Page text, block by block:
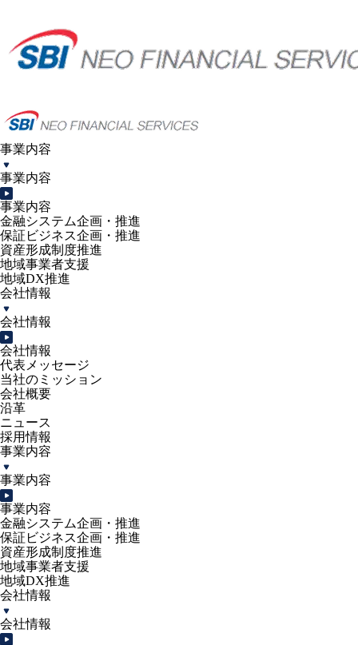
事業内容
事業内容
事業内容
金融システム企画・推進
保証ビジネス企画・推進
資産形成制度推進
地域事業者支援
地域DX推進
会社情報
会社情報
会社情報
代表メッセージ
当社のミッション
会社概要
沿革
ニュース
採用情報
事業内容
事業内容
事業内容
金融システム企画・推進
保証ビジネス企画・推進
資産形成制度推進
地域事業者支援
地域DX推進
会社情報
会社情報